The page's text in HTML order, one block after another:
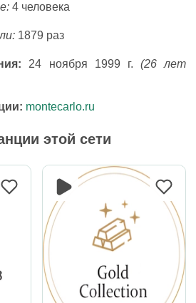
4 человека
1879 раз
24 ноября 1999 г. (26 лет
montecarlo.ru
этой сети